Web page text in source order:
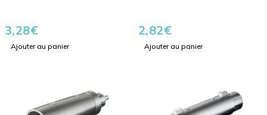
3,28€
Ajouter au panier
2,82€
Ajouter au panier